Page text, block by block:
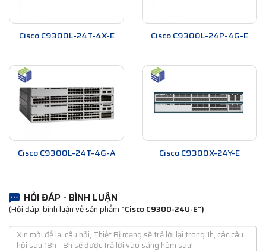
Cisco C9300L-24T-4X-E Cisco C9300L-24P-4G-E
Cisco C9300L-24T-4G-A Cisco C9300X-24Y-E
HỎI ĐÁP - BÌNH LUẬN
(Hỏi đáp, bình luận về sản phẩm "Cisco C9300-24U-E")